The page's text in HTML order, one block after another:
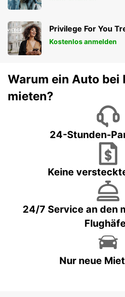
Privilege For You
Kostenlos anmelden
Warum ein Auto bei
mieten?
24-Stunden-
Keine
24/7 Service an den
Nur neue